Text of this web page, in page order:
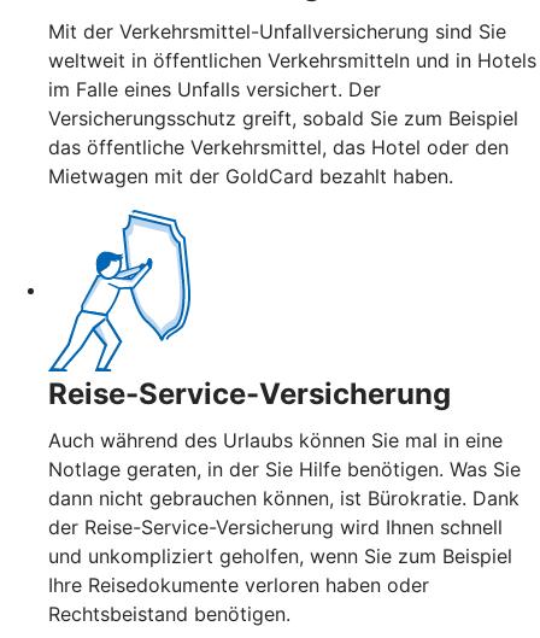
Mit der Verkehrsmittel-Unfallversicherung sind Sie
weltweit in öffentlichen Verkehrsmitteln und in Hotels
im Falle eines Unfalls versichert. Der
Versicherungsschutz greift, sobald Sie zum Beispiel
das öffentliche Verkehrsmittel, das Hotel oder den
Mietwagen mit der GoldCard bezahlt haben.
Reise-Service-Versicherung
Auch während des Urlaubs können Sie mal in eine
Notlage geraten, in der Sie Hilfe benötigen. Was Sie
dann nicht gebrauchen können, ist Bürokratie. Dank
der Reise-Service-Versicherung wird Ihnen schnell
und unkompliziert geholfen, wenn Sie zum Beispiel
Ihre Reisedokumente verloren haben oder
Rechtsbeistand benötigen.